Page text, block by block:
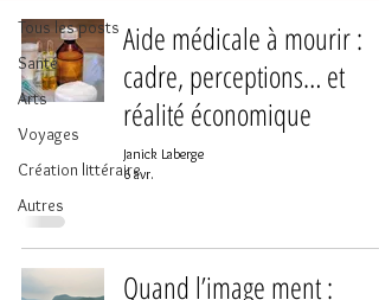
Tous les posts
Santé
Arts
Voyages
Création littéraire
Autres
Aide médicale à mourir :
cadre, perceptions… et
réalité économique
Janick Laberge
6 avr.
Quand l’image ment :